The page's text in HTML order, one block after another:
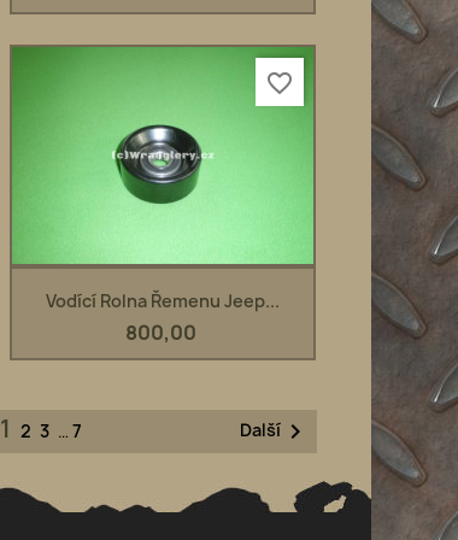
 Rychlý náhled
Vodící Rolna Řemenu Jeep...
800,00
favorite_border
123 … 7 Další